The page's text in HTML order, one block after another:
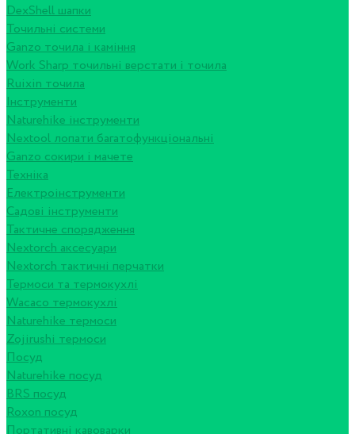
DexShell шапки
Точильні системи
Ganzo точила і каміння
Work Sharp точильні верстати і точила
Ruixin точила
Інструменти
Naturehike інструменти
Nextool лопати багатофункціональні
Ganzo сокири і мачете
Техніка
Електроінструменти
Садові інструменти
Тактичне спорядження
Nextorch аксесуари
Nextorch тактичні перчатки
Термоси та термокухлі
Wacaco термокухлі
Naturehike термоси
Zojirushi термоси
Посуд
Naturehike посуд
BRS посуд
Roxon посуд